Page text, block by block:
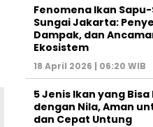
Fenomena Ikan
Sungai Jakarta:
Dampak, dan
Ekosistem
18 April 2026 | 06:20 WIB
5 Jenis Ikan yang
dengan Nila, Aman
dan Cepat Untung